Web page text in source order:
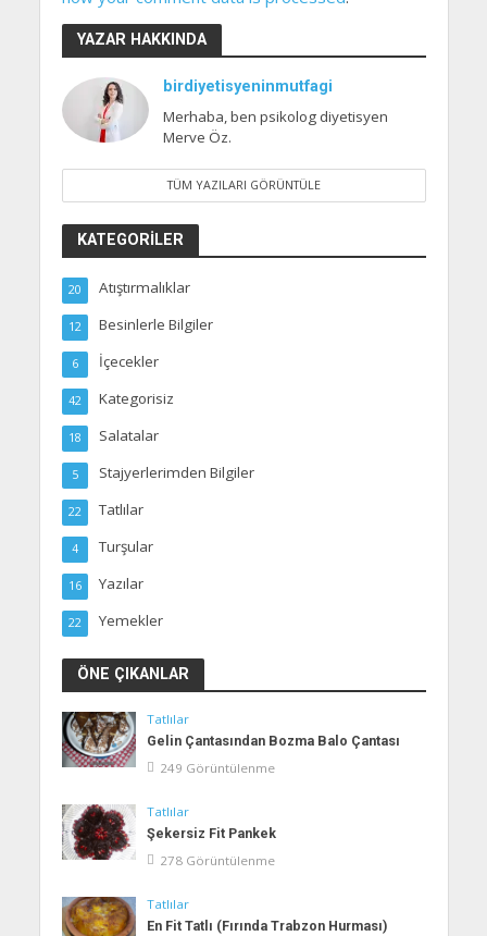
YAZAR HAKKINDA
birdiyetisyeninmutfagi
Merhaba, ben psikolog diyetisyen
Merve Öz.
TÜM YAZILARI GÖRÜNTÜLE
KATEGORILER
Atıştırmalıklar
20
Besinlerle Bilgiler
12
İçecekler
6
Kategorisiz
42
Salatalar
18
Stajyerlerimden Bilgiler
5
Tatlılar
22
Turşular
4
Yazılar
16
Yemekler
22
ÖNE ÇIKANLAR
Tatlılar
Gelin Çantasından Bozma Balo Çantası
249 Görüntülenme
Tatlılar
Şekersiz Fit Pankek
278 Görüntülenme
Tatlılar
En Fit Tatlı (Fırında Trabzon Hurması)